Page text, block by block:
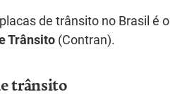
de trânsito no Brasil é o
Trânsito (Contran).
trânsito